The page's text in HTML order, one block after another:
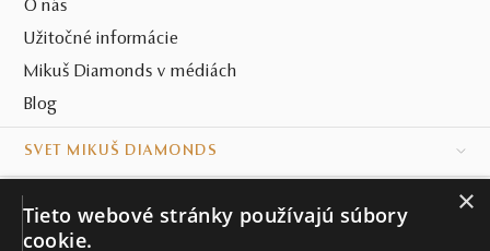
O nás
Užitočné informácie
Mikuš Diamonds v médiách
Blog
SVET MIKUŠ DIAMONDS
×
Tieto webové stránky používajú súbory
cookie.